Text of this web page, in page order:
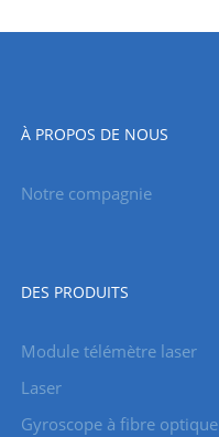
À PROPOS DE NOUS
Notre compagnie
DES PRODUITS
Module télémètre laser
Laser
Gyroscope à fibre optique